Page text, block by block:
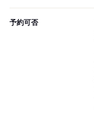
予約可否